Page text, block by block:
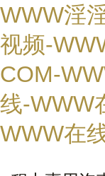
WWW淫
视频-
COM-
线-WWW
WWW在